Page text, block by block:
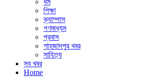
ধর্ম
শিক্ষা
ক্যাম্পাস
গণমাধ্যম
প্রবাস
শাহজাদপুর খবর
সাহিত্য
সব খবর
Home